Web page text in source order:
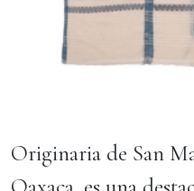
Originaria de San